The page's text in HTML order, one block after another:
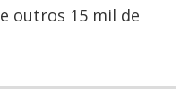
outros 15 mil de